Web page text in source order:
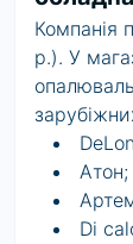
Компанія
р.). У
Атон;
Di